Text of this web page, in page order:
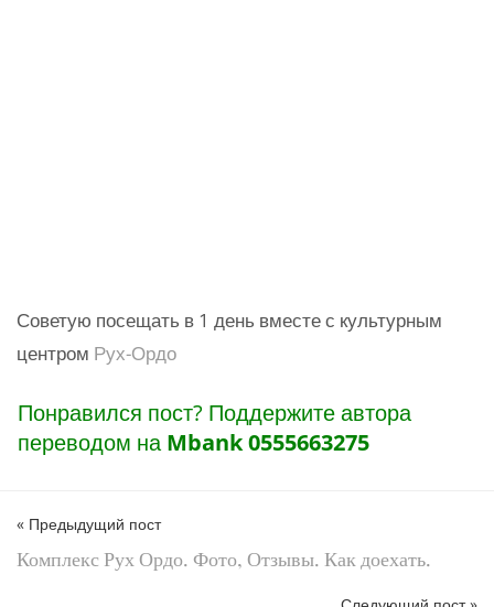
Советую посещать в 1 день вместе с культурным
центром Рух-Ордо
Понравился пост? Поддержите автора
переводом наMbank 0555663275
« Предыдущий пост
Комплекс Рух Ордо. Фото, Отзывы. Как доехать.